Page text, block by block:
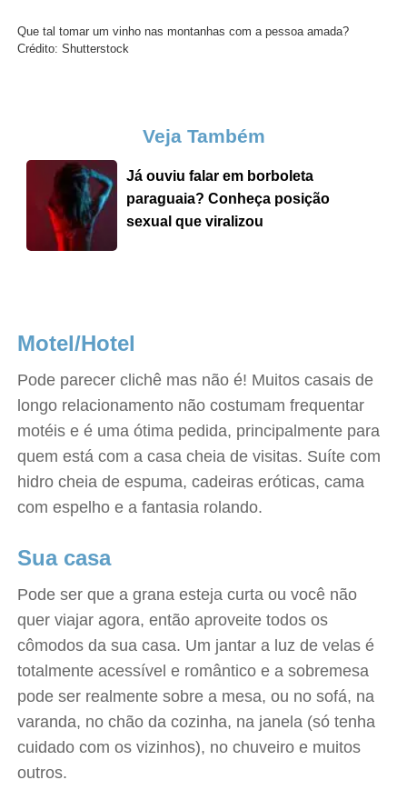
Que tal tomar um vinho nas montanhas com a pessoa amada?
Crédito: Shutterstock
Veja Também
Já ouviu falar em borboleta
paraguaia? Conheça posição
sexual que viralizou
Motel/Hotel
Pode parecer clichê mas não é! Muitos casais de
longo relacionamento não costumam frequentar
motéis e é uma ótima pedida, principalmente para
quem está com a casa cheia de visitas. Suíte com
hidro cheia de espuma, cadeiras eróticas, cama
com espelho e a fantasia rolando.
Sua casa
Pode ser que a grana esteja curta ou você não
quer viajar agora, então aproveite todos os
cômodos da sua casa. Um jantar a luz de velas é
totalmente acessível e romântico e a sobremesa
pode ser realmente sobre a mesa, ou no sofá, na
varanda, no chão da cozinha, na janela (só tenha
cuidado com os vizinhos), no chuveiro e muitos
outros.